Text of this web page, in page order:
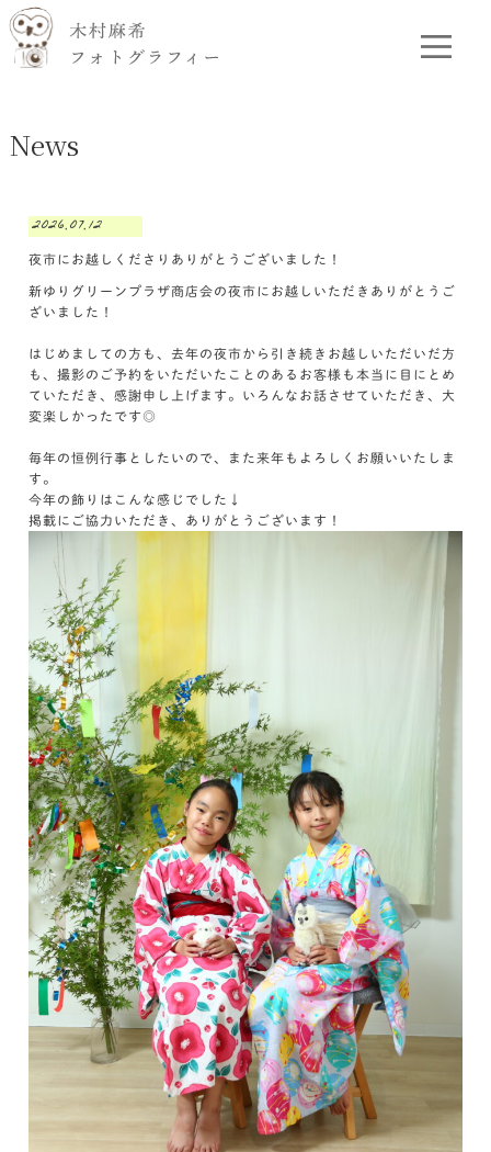
News
2026.07.12
夜市にお越しくださりありがとうございました！
新ゆりグリーンプラザ商店会の夜市にお越しいただきありがとうご
ざいました！
はじめましての方も、去年の夜市から引き続きお越しいただいだ方
も、撮影のご予約をいただいたことのあるお客様も本当に目にとめ
ていただき、感謝申し上げます。いろんなお話させていただき、大
変楽しかったです◎
毎年の恒例行事としたいので、また来年もよろしくお願いいたしま
す。
今年の飾りはこんな感じでした↓
掲載にご協力いただき、ありがとうございます！